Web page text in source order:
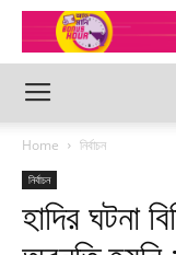
Home নির্বাচন
নির্বাচন
হাদির ঘটনা